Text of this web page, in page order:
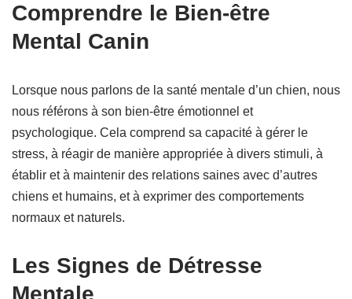
Comprendre le Bien-être
Mental Canin
Lorsque nous parlons de la santé mentale d’un chien, nous
nous référons à son bien-être émotionnel et
psychologique. Cela comprend sa capacité à gérer le
stress, à réagir de manière appropriée à divers stimuli, à
établir et à maintenir des relations saines avec d’autres
chiens et humains, et à exprimer des comportements
normaux et naturels.
Les Signes de Détresse
Mentale